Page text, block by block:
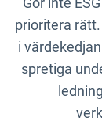
prioritera
i
spretiga